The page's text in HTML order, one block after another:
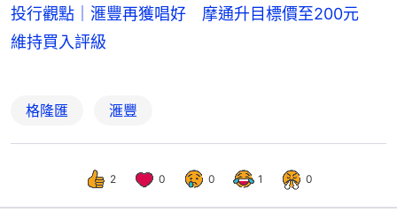
投行觀點｜滙豐再獲唱好 摩通升目標價至200元
維持買入評級
格隆匯 滙豐
2 0 0 1 0